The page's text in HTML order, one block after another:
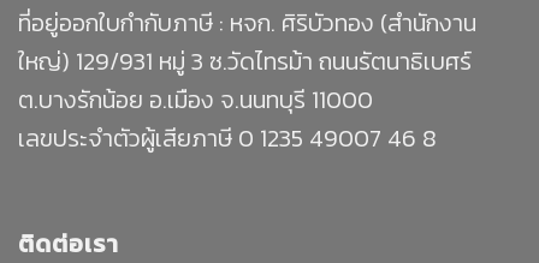
ที่อยู่ออกใบกำกับภาษี : หจก. ศิริบัวทอง (สำนักงาน
ใหญ่) 129/931 หมู่ 3 ซ.วัดไทรม้า ถนนรัตนาธิเบศร์
ต.บางรักน้อย อ.เมือง จ.นนทบุรี 11000
เลขประจำตัวผู้เสียภาษี 0 1235 49007 46 8
ติดต่อเรา